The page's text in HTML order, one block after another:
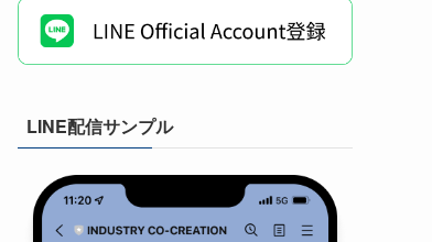
LINE配信サンプル